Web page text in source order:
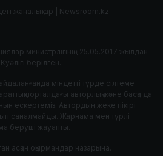
жаңалықтар | Newsroom.kz
министрлігінің 25.05.2017 жылдан
берілген.
міндетті түрде сілтеме
порталдағы авторлық және басқа да
ескертеміз. Автордың жеке пікірі
саналмайды. Жарнама мен түрлі
беруші жауапты.
асқан оқырмандар назарына.